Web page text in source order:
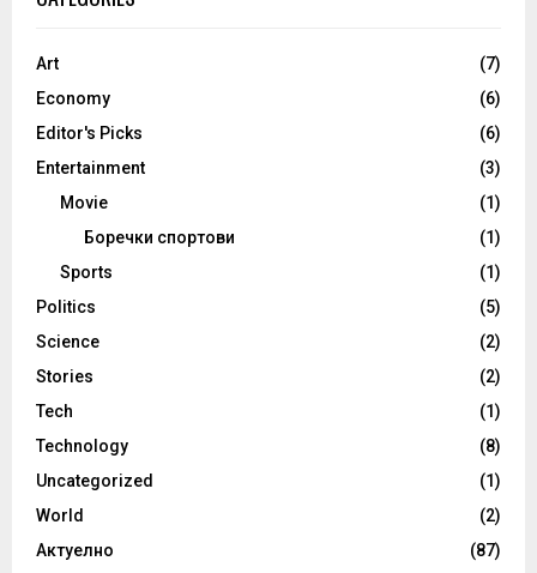
Art
(7)
Economy
(6)
Editor's Picks
(6)
Entertainment
(3)
Movie
(1)
Боречки спортови
(1)
Sports
(1)
Politics
(5)
Science
(2)
Stories
(2)
Tech
(1)
Technology
(8)
Uncategorized
(1)
World
(2)
Актуелно
(87)